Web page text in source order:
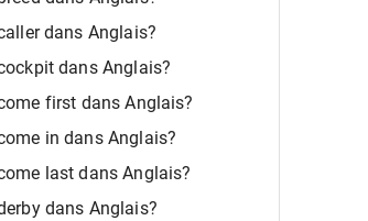
dans Anglais?
dans Anglais?
first dans Anglais?
in dans Anglais?
last dans Anglais?
dans Anglais?